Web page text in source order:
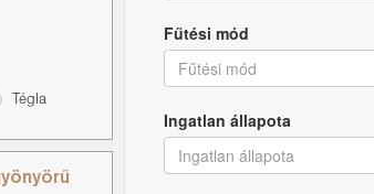
Tégla
Fűtési mód
Fűtési mód
Ingatlan állapota
Ingatlan állapota